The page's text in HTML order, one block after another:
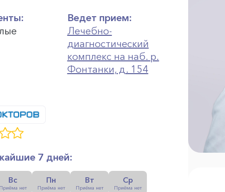
Ведет прием:
Лечебно-
диагностический
комплекс на наб. р.
Фонтанки, д. 154
7 дней:
Вс
Приёма нет
Пн
Приёма нет
Вт
Приёма нет
Ср
Приёма нет